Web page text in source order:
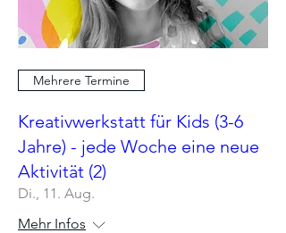
Mehrere Termine
Kreativwerkstatt für Kids (3-6
Jahre) - jede Woche eine neue
Aktivität (2)
Di., 11. Aug.
Mehr Infos